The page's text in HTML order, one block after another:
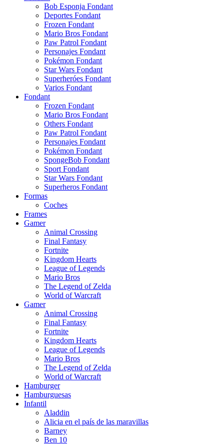
Bob Esponja Fondant
Deportes Fondant
Frozen Fondant
Mario Bros Fondant
Paw Patrol Fondant
Personajes Fondant
Pokémon Fondant
Star Wars Fondant
Superheróes Fondant
Varios Fondant
Fondant
Frozen Fondant
Mario Bros Fondant
Others Fondant
Paw Patrol Fondant
Personajes Fondant
Pokémon Fondant
SpongeBob Fondant
Sport Fondant
Star Wars Fondant
Superheros Fondant
Formas
Coches
Frames
Gamer
Animal Crossing
Final Fantasy
Fortnite
Kingdom Hearts
League of Legends
Mario Bros
The Legend of Zelda
World of Warcraft
Gamer
Animal Crossing
Final Fantasy
Fortnite
Kingdom Hearts
League of Legends
Mario Bros
The Legend of Zelda
World of Warcraft
Hamburger
Hamburguesas
Infantil
Aladdin
Alicia en el país de las maravillas
Barney
Ben 10